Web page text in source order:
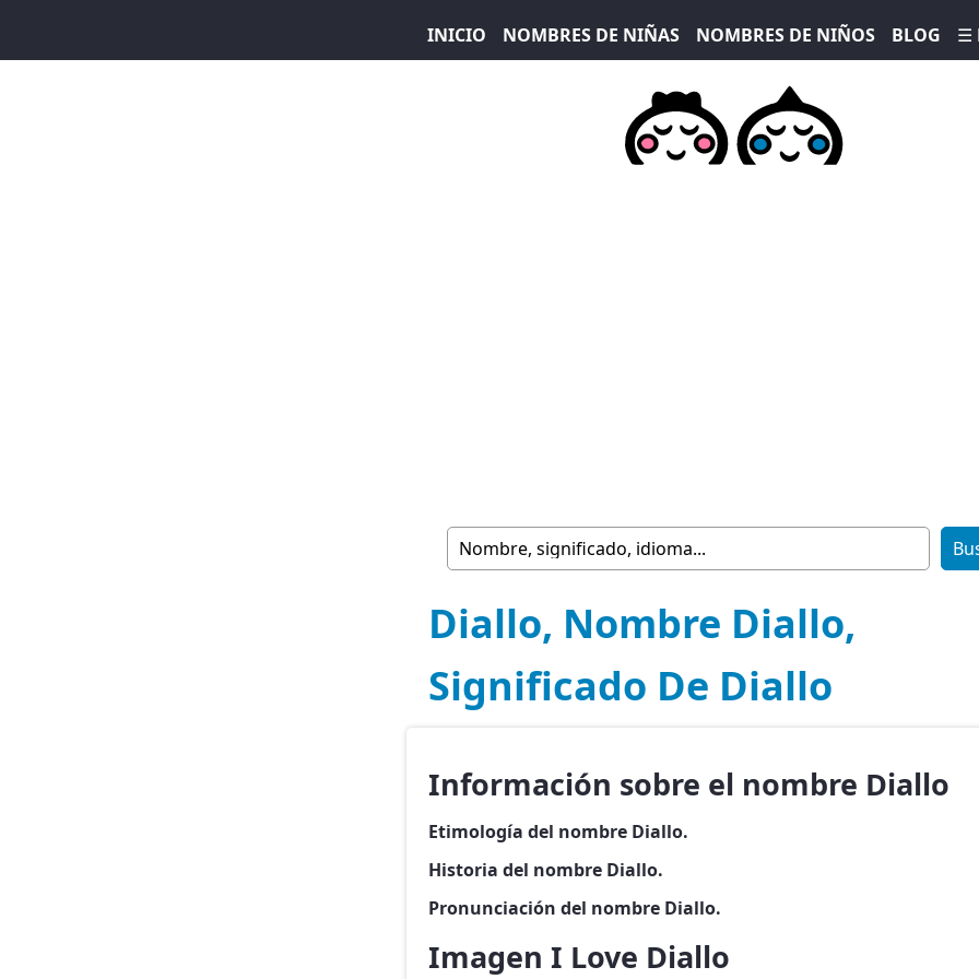
INICIO NOMBRES DE NIÑAS NOMBRES DE NIÑOS BLOG ☰
Diallo, Nombre Diallo,
Significado De Diallo
Información sobre el nombre Diallo
Etimología del nombre Diallo.
Historia del nombre Diallo.
Pronunciación del nombre Diallo.
Imagen I Love Diallo